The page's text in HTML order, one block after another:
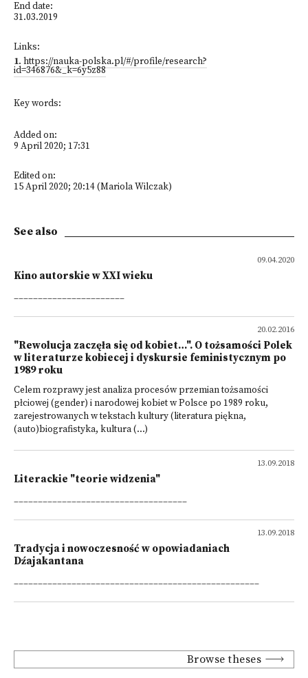
End date:
31.03.2019
Links:
1. https://nauka-polska.pl/#/profile/research?
id=346876&_k=6y5z88
Key words:
Added on:
9 April 2020; 17:31
Edited on:
15 April 2020; 20:14 (Mariola Wilczak)
See also
09.04.2020
Kino autorskie w XXI wieku
_______________________
20.02.2016
"Rewolucja zaczęła się od kobiet…". O tożsamości Polek
w literaturze kobiecej i dyskursie feministycznym po
1989 roku
Celem rozprawy jest analiza procesów przemian tożsamości
płciowej (gender) i narodowej kobiet w Polsce po 1989 roku,
zarejestrowanych w tekstach kultury (literatura piękna,
(auto)biografistyka, kultura (...)
13.09.2018
Literackie "teorie widzenia"
____________________________________
13.09.2018
Tradycja i nowoczesność w opowiadaniach
Dźajakantana
___________________________________________________
Browse theses